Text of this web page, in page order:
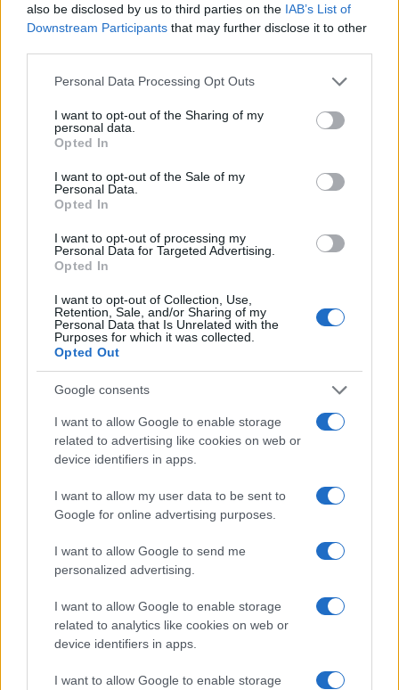
also be disclosed by us to third parties on the IAB’s List of
Downstream Participants that may further disclose it to other
Please note that this website/app uses one or more Google
not limited to your visit or usage behaviour. You may click to
grant or deny consent to Google and its third-party tags to
use your data for below specified purposes in below Google
consent section.
Personal Data Processing Opt Outs
I want to opt-out of the Sharing of my
personal data.
Opted In
I want to opt-out of the Sale of my
Personal Data.
Opted In
I want to opt-out of processing my
Personal Data for Targeted Advertising.
Opted In
I want to opt-out of Collection, Use,
Retention, Sale, and/or Sharing of my
Personal Data that Is Unrelated with the
Purposes for which it was collected.
Opted Out
Google consents
I want to allow Google to enable storage
related to advertising like cookies on web or
device identifiers in apps.
I want to allow my user data to be sent to
Google for online advertising purposes.
I want to allow Google to send me
personalized advertising.
I want to allow Google to enable storage
related to analytics like cookies on web or
device identifiers in apps.
I want to allow Google to enable storage
Continua a leggere
LIFESTYLE
Esplorare il Giardino delle Meraviglie: piante
straordinarie e lezioni di vita
LIFESTYLE